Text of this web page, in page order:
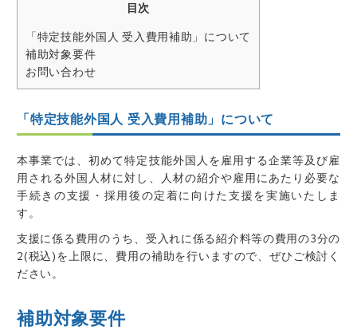
目次
「特定技能外国人 受入費用補助」について
補助対象要件
お問い合わせ
「特定技能外国人 受入費用補助」について
本事業では、初めて特定技能外国人を雇用する企業等及び雇
用される外国人材に対し、人材の紹介や雇用にあたり必要な
手続きの支援・採用後の定着に向けた支援を実施いたしま
す。
支援に係る費用のうち、受入れに係る紹介料等の費用の3分の
2(税込)を上限に、費用の補助を行いますので、ぜひご検討く
ださい。
補助対象要件